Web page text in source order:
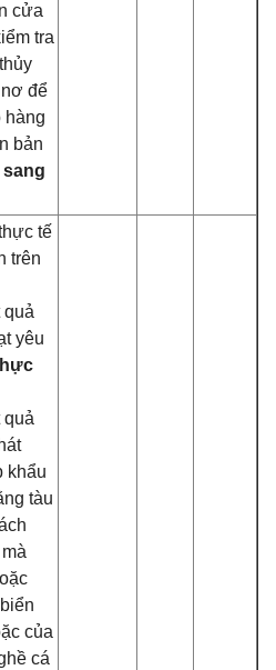
cửa
tra
để
hàng
bản
tế
trên
yêu
khẩu
tàu
của
cá